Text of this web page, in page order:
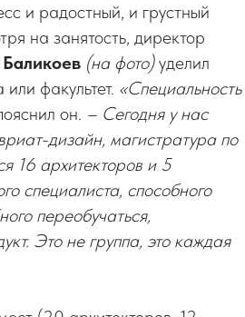
и радостный, и грустный
на занятость, директор
(на фото)уделил
факультет. «Специальность
он. – Сегодня у нас
дизайн, магистратура по
16 архитекторов и 5
специалиста, способного
переобучаться,
Это не группа, это каждая